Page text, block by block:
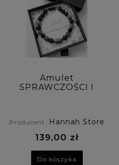
Amulet
SPRAWCZOŚCI I
larviktu, jaspisu
obrazkowego i
onyksu
Producent: Hannah Store
139,00 zł
Do koszyka